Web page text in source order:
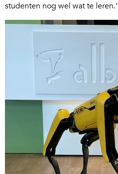
studenten nog wel wat te leren.’